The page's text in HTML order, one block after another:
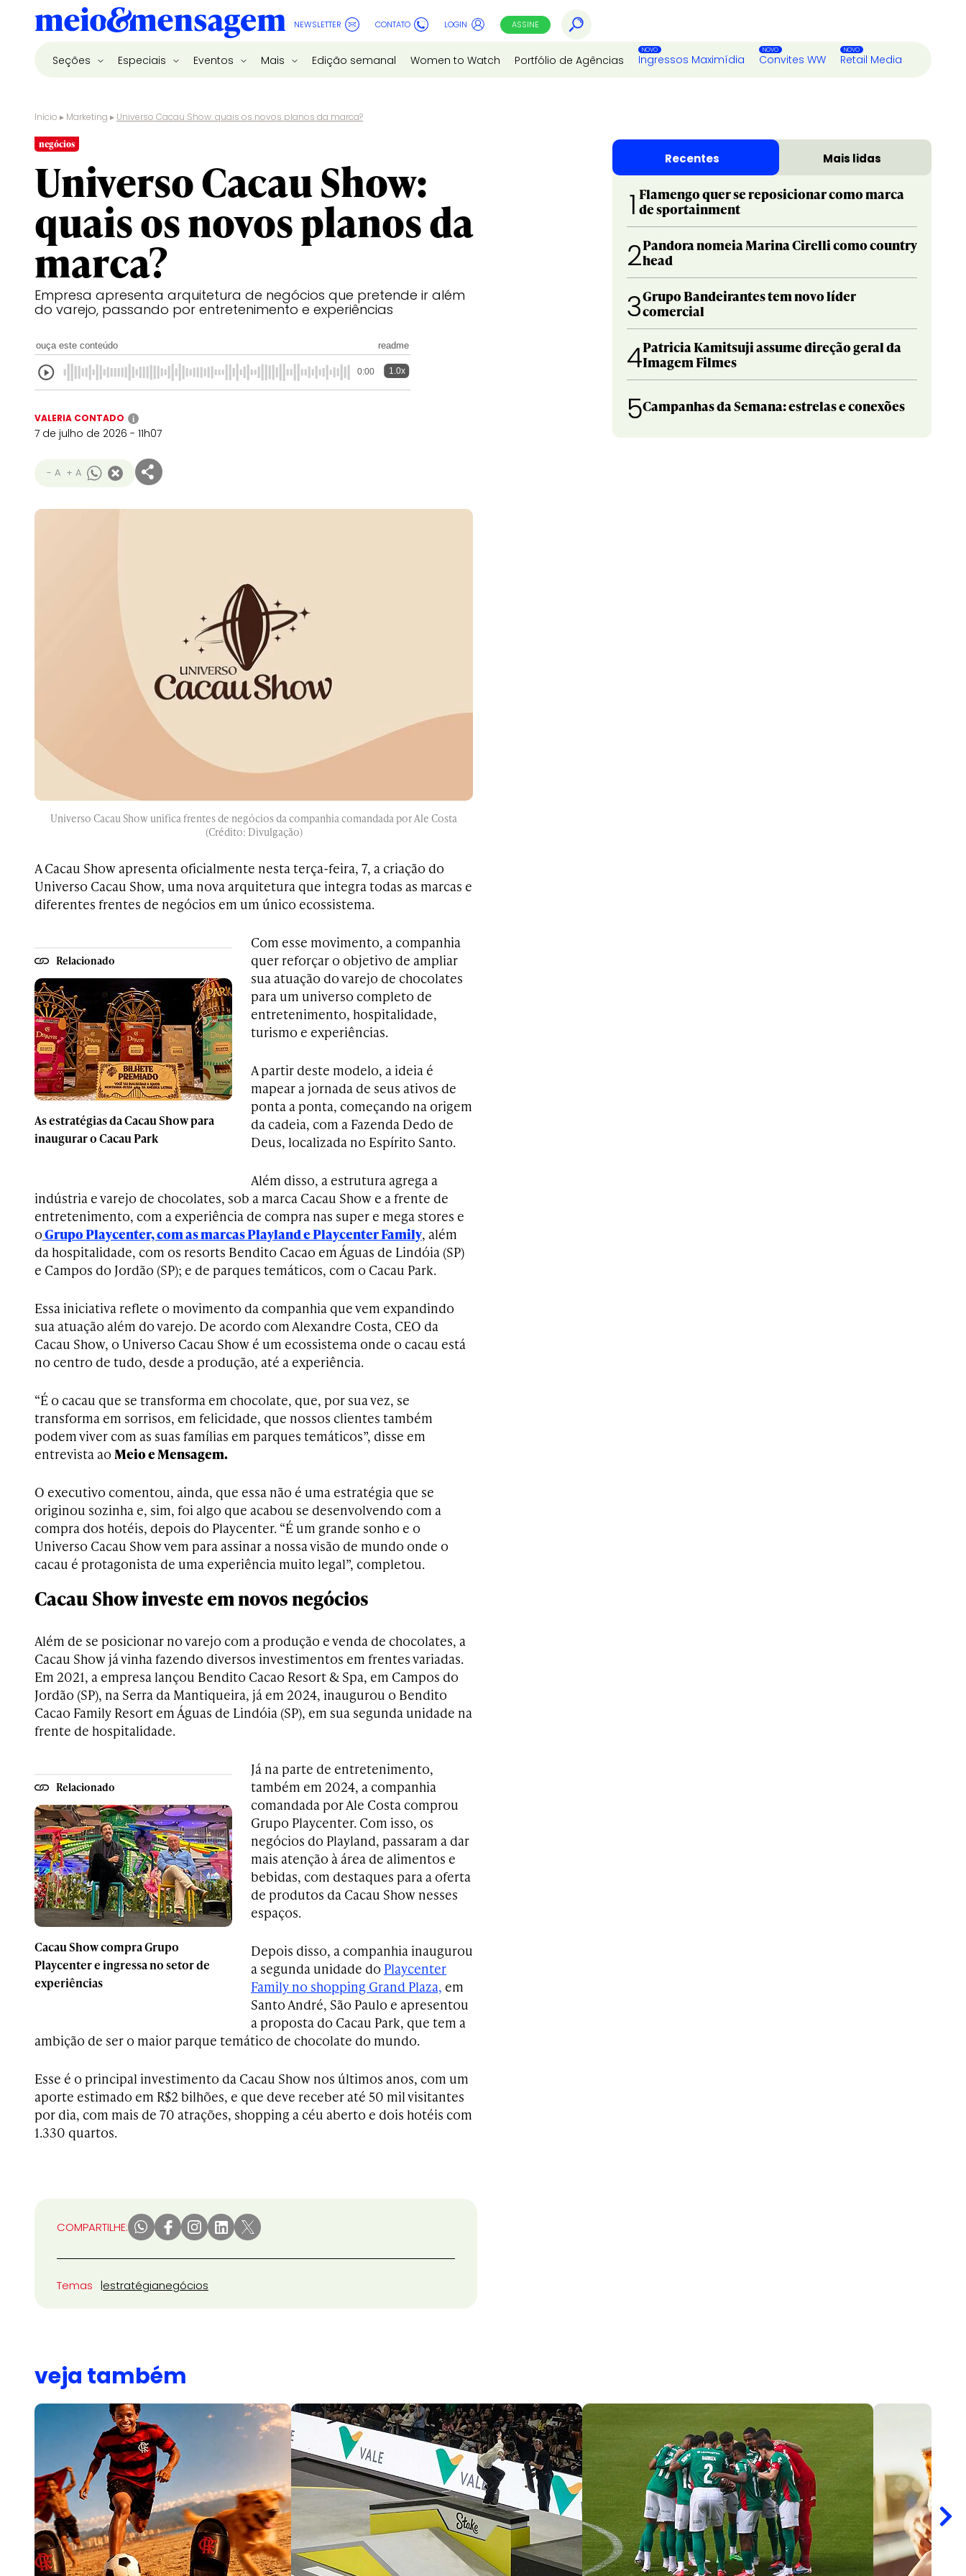
NEWSLETTER CONTATO LOGIN ASSINE
Seções Especiais Eventos Mais Edição semanal Women to Watch Portfólio de Agências Ingressos Maximídia Convites WW Retail Media
Início ▸ Marketing ▸ Universo Cacau Show: quais os novos planos da marca?
negócios
Universo Cacau Show:
quais os novos planos da
marca?
Empresa apresenta arquitetura de negócios que pretende ir além
do varejo, passando por entretenimento e experiências
ouça este conteúdo readme
0:00 1.0x
VALERIA CONTADO i
7 de julho de 2026 - 11h07
- A + A
Universo Cacau Show unifica frentes de negócios da companhia comandada por Ale Costa
(Crédito: Divulgação)
A Cacau Show apresenta oficialmente nesta terça-feira, 7, a criação do
Universo Cacau Show, uma nova arquitetura que integra todas as marcas e
diferentes frentes de negócios em um único ecossistema.
Relacionado
As estratégias da Cacau Show para
inaugurar o Cacau Park
Com esse movimento, a companhia
quer reforçar o objetivo de ampliar
sua atuação do varejo de chocolates
para um universo completo de
entretenimento, hospitalidade,
turismo e experiências.
A partir deste modelo, a ideia é
mapear a jornada de seus ativos de
ponta a ponta, começando na origem
da cadeia, com a Fazenda Dedo de
Deus, localizada no Espírito Santo.
Além disso, a estrutura agrega a
indústria e varejo de chocolates, sob a marca Cacau Show e a frente de
entretenimento, com a experiência de compra nas super e mega stores e
oGrupo Playcenter, com as marcas Playland e Playcenter Family, além
da hospitalidade, com os resorts Bendito Cacao em Águas de Lindóia (SP)
e Campos do Jordão (SP); e de parques temáticos, com o Cacau Park.
Essa iniciativa reflete o movimento da companhia que vem expandindo
sua atuação além do varejo. De acordo com Alexandre Costa, CEO da
Cacau Show, o Universo Cacau Show é um ecossistema onde o cacau está
no centro de tudo, desde a produção, até a experiência.
“É o cacau que se transforma em chocolate, que, por sua vez, se
transforma em sorrisos, em felicidade, que nossos clientes também
podem viver com as suas famílias em parques temáticos”, disse em
entrevista ao Meio e Mensagem.
O executivo comentou, ainda, que essa não é uma estratégia que se
originou sozinha e, sim, foi algo que acabou se desenvolvendo com a
compra dos hotéis, depois do Playcenter. “É um grande sonho e o
Universo Cacau Show vem para assinar a nossa visão de mundo onde o
cacau é protagonista de uma experiência muito legal”, completou.
Cacau Show investe em novos negócios
Além de se posicionar no varejo com a produção e venda de chocolates, a
Cacau Show já vinha fazendo diversos investimentos em frentes variadas.
Em 2021, a empresa lançou Bendito Cacao Resort & Spa, em Campos do
Jordão (SP), na Serra da Mantiqueira, já em 2024, inaugurou o Bendito
Cacao Family Resort em Águas de Lindóia (SP), em sua segunda unidade na
frente de hospitalidade.
Relacionado
Cacau Show compra Grupo
Playcenter e ingressa no setor de
experiências
Já na parte de entretenimento,
também em 2024, a companhia
comandada por Ale Costa comprou
Grupo Playcenter. Com isso, os
negócios do Playland, passaram a dar
mais atenção à área de alimentos e
bebidas, com destaques para a oferta
de produtos da Cacau Show nesses
espaços.
Depois disso, a companhia inaugurou
a segunda unidade do Playcenter
Family no shopping Grand Plaza, em
Santo André, São Paulo e apresentou
a proposta do Cacau Park, que tem a
ambição de ser o maior parque temático de chocolate do mundo.
Esse é o principal investimento da Cacau Show nos últimos anos, com um
aporte estimado em R$2 bilhões, e que deve receber até 50 mil visitantes
por dia, com mais de 70 atrações, shopping a céu aberto e dois hotéis com
1.330 quartos.
COMPARTILHE:
Temas estratégianegócios
Recentes Mais lidas
1 Flamengo quer se reposicionar como marca
de sportainment
2Pandora nomeia Marina Cirelli como country
head
3Grupo Bandeirantes tem novo líder
comercial
4Patricia Kamitsuji assume direção geral da
Imagem Filmes
5Campanhas da Semana: estrelas e conexões
veja também